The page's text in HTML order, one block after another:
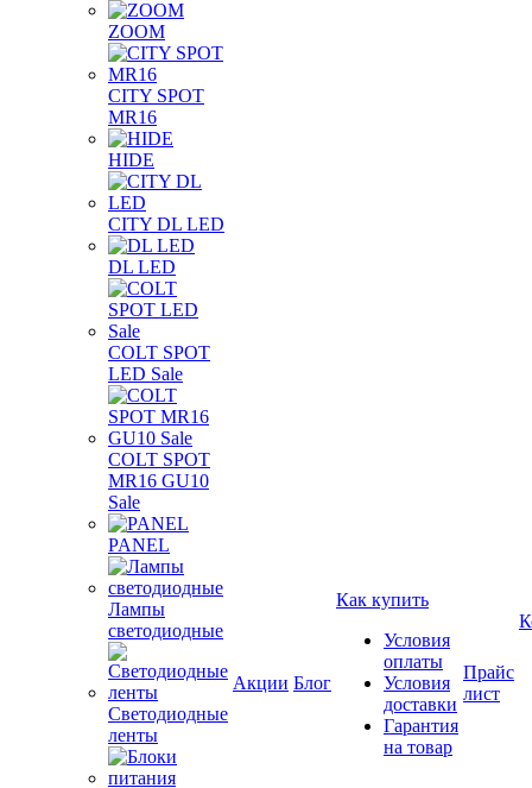
ZOOM
CITY SPOT
MR16
HIDE
CITY DL LED
DL LED
COLT SPOT
LED Sale
COLT SPOT
MR16 GU10
Sale
PANEL
Лампы
светодиодные
Светодиодные
ленты
Акции Блог
Как купить
Условия
оплаты
Условия
доставки
Гарантия
на товар
Прайс
лист